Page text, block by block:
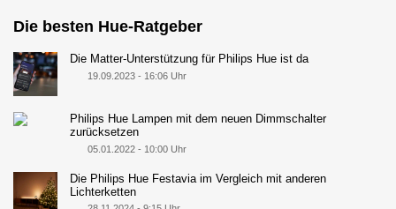
Die besten Hue-Ratgeber
Die Matter-Unterstützung für Philips Hue ist da
19.09.2023 - 16:06 Uhr
Philips Hue Lampen mit dem neuen Dimmschalter
zurücksetzen
05.01.2022 - 10:00 Uhr
Die Philips Hue Festavia im Vergleich mit anderen
Lichterketten